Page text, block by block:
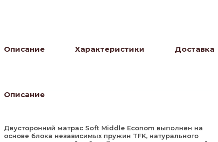
Описание Характеристики Доставка
Описание
Двусторонний матрас Soft Middle Econom выполнен на
основе блока независимых пружин TFK, натурального